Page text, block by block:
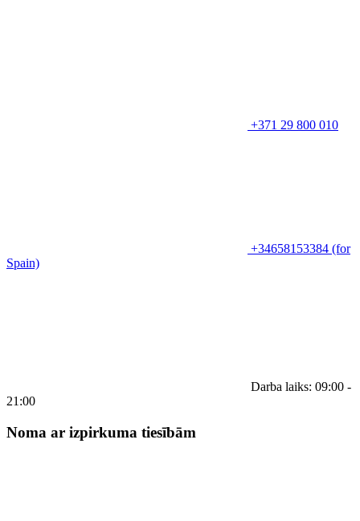
+371 29 800 010
+34658153384 (for
Spain)
Darba laiks: 09:00 -
21:00
Noma ar izpirkuma tiesībām